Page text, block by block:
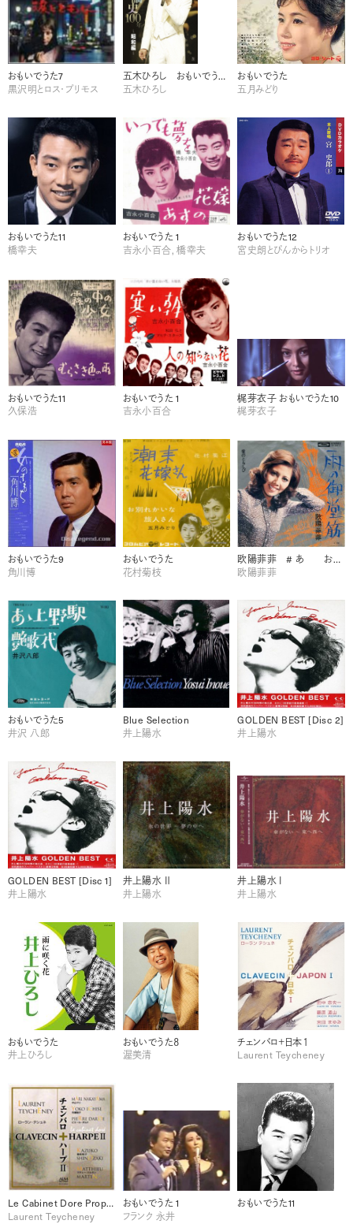
おもいでうた7
黒沢明とロス・プリモス
五木ひろし おもいでうた８
五木ひろし
おもいでうた
五月みどり
おもいでうた11
橋幸夫
おもいでうた 1
吉永小百合, 橋幸夫
おもいでうた12
宮史朗とぴんからトリオ
おもいでうた11
久保浩
おもいでうた 1
吉永小百合
梶芽衣子 おもいでうた10
梶芽衣子
おもいでうた9
角川博
おもいでうた
花村菊枝
欧陽菲菲 # あ おもいでうた5
欧陽菲菲
おもいでうた5
井沢 八郎
Blue Selection
井上陽水
GOLDEN BEST [Disc 2]
井上陽水
GOLDEN BEST [Disc 1]
井上陽水
井上陽水 Ⅱ
井上陽水
井上陽水 Ⅰ
井上陽水
おもいでうた
井上ひろし
おもいでうた８
渥美清
チェンバロ＋日本１
Laurent Teycheney
Le Cabinet Dore Propos
Laurent Teycheney
おもいでうた 1
フランク 永井
おもいでうた11